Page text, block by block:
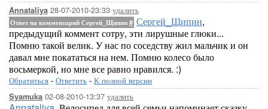
Annataliya 28-07-2010-23:33 удалить
Ответ на комментарий Сергей_Щипин # Сергей_Щипин,
предыдущий коммент сотру, эти лирушные глюки...
Помню такой велик. У нас по соседству жил мальчик и он
давал мне покататься на нем. Помню колесо было
восьмеркой, но мне все равно нравился. :)
Обратиться - Ответить - К полной версии
Syamuka 02-08-2010-13:37 удалить